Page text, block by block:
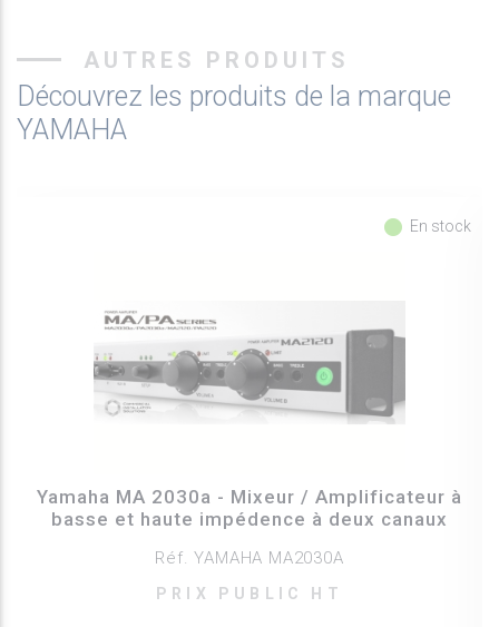
AUTRES PRODUITS
Découvrez les produits de la marque
YAMAHA
fiber_manual_record En stock
Yamaha MA 2030a - Mixeur / Amplificateur à
basse et haute impédence à deux canaux
Réf. YAMAHA MA2030A
PRIX PUBLIC HT